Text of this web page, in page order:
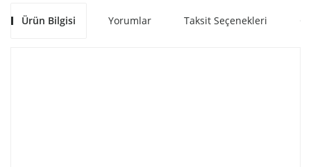
Ürün Bilgisi Yorumlar Taksit Seçenekleri